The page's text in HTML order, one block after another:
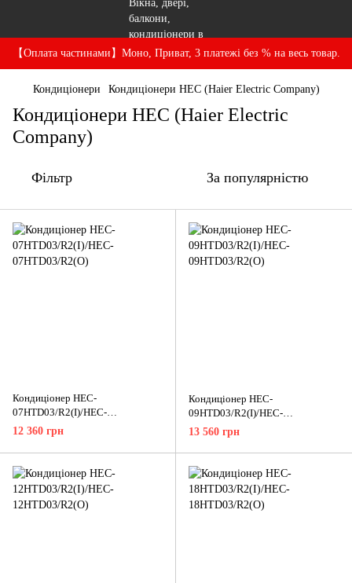
【Оплата частинами】Моно, Приват, 3 платежі без % на весь товар.
Кондиціонери Кондиціонери HEC (Haier Electric Company)
Кондиціонери HEC (Haier Electric
Company)
Фільтр За популярністю
Кондиціонер HEC-
07HTD03/R2(I)/HEC-
07HTD03/R2(O)
12 360 грн
Кондиціонер HEC-
09HTD03/R2(I)/HEC-
09HTD03/R2(O)
13 560 грн